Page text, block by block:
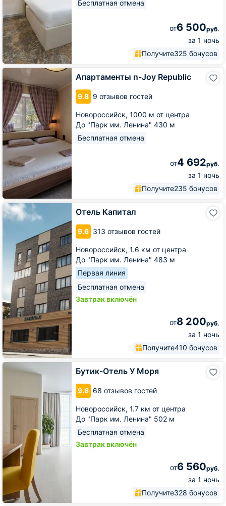
Бесплатная отмена
от6 500руб.
за 1 ночь
Получите325 бонусов
Апартаменты n-Joy Republic
9.8 9 отзывов гостей
Новороссийск, 1000 м от центра
До "Парк им. Ленина" 430 м
Бесплатная отмена
от4 692руб.
за 1 ночь
Получите235 бонусов
Апартаменты
n-
Joy
Republic
Отель Капитал
9.6 313 отзывов гостей
Новороссийск, 1.6 км от центра
До "Парк им. Ленина" 483 м
Первая линия
Бесплатная отмена
Завтрак включён
от8 200руб.
за 1 ночь
Получите410 бонусов
Отель
Капитал
Бутик-Отель У Моря
9.6 68 отзывов гостей
Новороссийск, 1.7 км от центра
До "Парк им. Ленина" 502 м
Бесплатная отмена
Завтрак включён
от6 560руб.
за 1 ночь
Получите328 бонусов
Бутик-